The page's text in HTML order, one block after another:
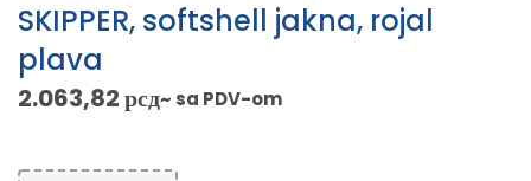
SKIPPER, softshell jakna, rojal
plava
2.063,82рсд~ sa PDV-om